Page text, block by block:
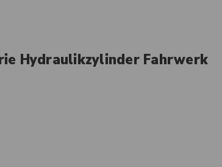
Hydraulikzylinder Fahrwerk